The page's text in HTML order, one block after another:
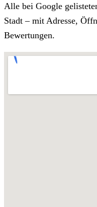
Alle bei Google
Stadt – mit Adresse,
Bewertungen.